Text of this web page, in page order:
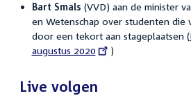
Bart Smals (VVD) aan de minister
en Wetenschap over studenten die
door een tekort aan stageplaatsen (
augustus 2020
)
Live volgen